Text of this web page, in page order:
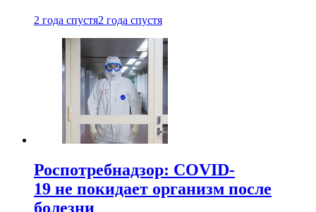
2 года спустя2 года спустя
Роспотребнадзор: COVID-
19 не покидает организм после
болезни